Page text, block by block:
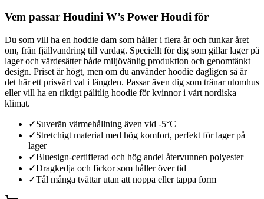
Vem passar Houdini W’s Power Houdi för
Du som vill ha en hoddie dam som håller i flera år och funkar året
om, från fjällvandring till vardag. Speciellt för dig som gillar lager på
lager och värdesätter både miljövänlig produktion och genomtänkt
design. Priset är högt, men om du använder hoodie dagligen så är
det här ett prisvärt val i längden. Passar även dig som tränar utomhus
eller vill ha en riktigt pålitlig hoodie för kvinnor i vårt nordiska
klimat.
✓Suverän värmehållning även vid -5°C
✓Stretchigt material med hög komfort, perfekt för lager på
lager
✓Bluesign-certifierad och hög andel återvunnen polyester
✓Dragkedja och fickor som håller över tid
✓Tål många tvättar utan att noppa eller tappa form